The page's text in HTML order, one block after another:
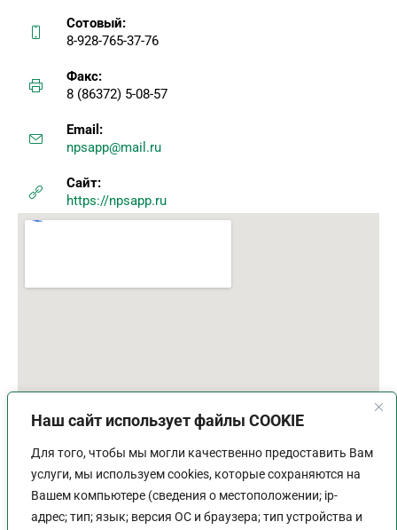
Наш сайт использует файлы COOKIE
Для того, чтобы мы могли качественно предоставить Вам
услуги, мы используем cookies, которые сохраняются на
Вашем компьютере (сведения о местоположении; ip-
адрес; тип; язык; версия ОС и браузера; тип устройства и
Сотовый:
8-928-765-37-76
Факс:
8 (86372) 5-08-57
Email:
npsapp@mail.ru
Сайт:
https://npsapp.ru